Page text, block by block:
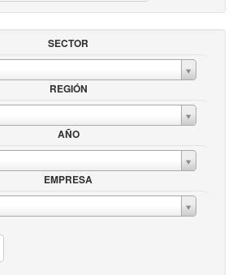
SECTOR
REGIÓN
AÑO
EMPRESA